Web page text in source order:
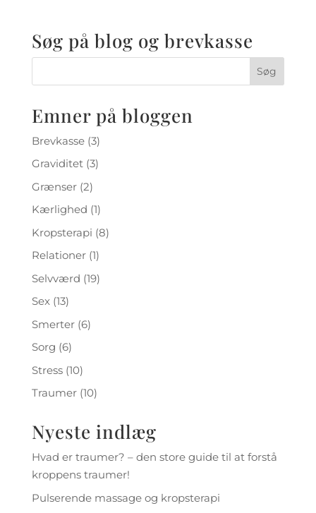
Søg på blog og brevkasse
Emner på bloggen
Brevkasse(3)
Graviditet(3)
Grænser(2)
Kærlighed (1)
Kropsterapi (8)
Relationer(1)
Selvværd (19)
Sex(13)
Smerter(6)
Sorg (6)
Stress(10)
Traumer(10)
Nyeste indlæg
Hvad er traumer? – den store guide til at forstå
kroppens traumer!
Pulserende massage og kropsterapi